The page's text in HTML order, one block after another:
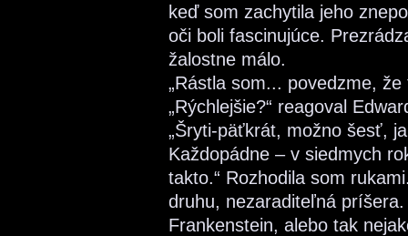
keď som zachytila jeho
oči boli fascinujúce.
žalostne málo.
„Rástla som... povedzme,
„Rýchlejšie?“ reagoval
„Šryti-päťkrát, možno šesť,
Každopádne – v siedmych
takto.“ Rozhodila som
druhu, nezaraditeľná
Frankenstein, alebo tak